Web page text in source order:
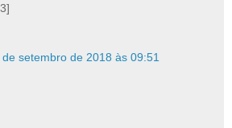
de setembro de 2018 às 09:51